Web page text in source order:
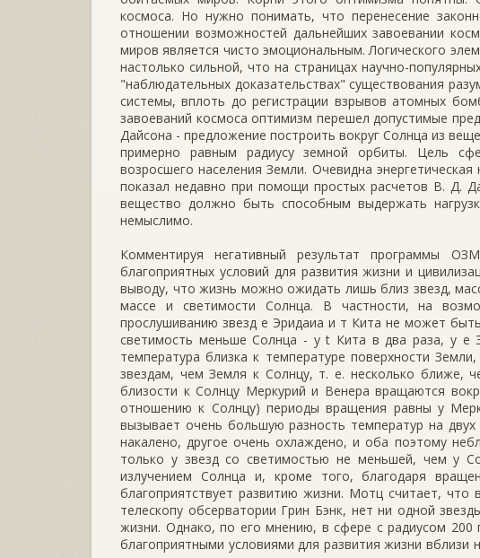
космоса. Но нужно понимать, что перенесение
отношении возможностей дальнейших завоевании
миров является чисто эмоциональным. Логического
настолько сильной, что на страницах научно-
"наблюдательных доказательствах" существования
системы, вплоть до регистрации взрывов атомных
завоеваний космоса оптимизм перешел допустимые
Дайсона - предложение построить вокруг Солнца из
примерно равным радиусу земной орбиты. Цель
возросшего населения Земли. Очевидна
показал недавно при помощи простых расчетов В. Д.
вещество должно быть способным выдержать
немыслимо.
Комментируя негативный результат программы
благоприятных условий для развития жизни и
выводу, что жизнь можно ожидать лишь близ звезд,
массе и светимости Солнца. В частности, на
прослушиванию звезд е Эридаиа и т Кита не может
светимость меньше Солнца - у t Кита в два раза, у e
температура близка к температуре поверхности
звездам, чем Земля к Солнцу, т. е. несколько ближе,
близости к Солнцу Меркурий и Венера вращаются
отношению к Солнцу) периоды вращения равны у
вызывает очень большую разность температур на
накалено, другое очень охлаждено, и оба поэтому
только у звезд со светимостью не меньшей, чем у
излучением Солнца и, кроме того, благодаря
благоприятствует развитию жизни. Мотц считает,
телескопу обсерватории Грин Бэнк, нет ни одной
жизни. Однако, по его мнению, в сфере с радиусом
благоприятными условиями для развития жизни